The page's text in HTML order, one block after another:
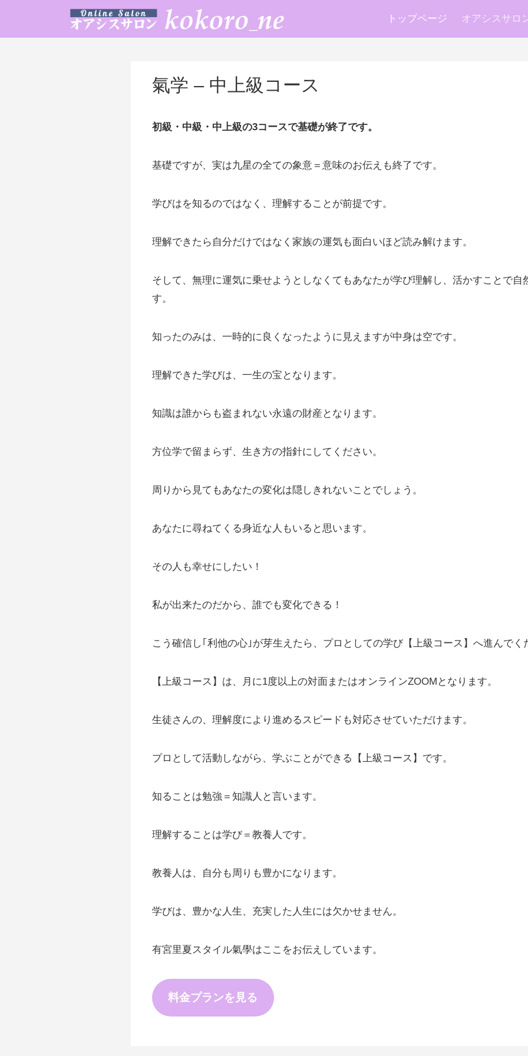
トップページ オアシスサロ
氣学 – 中上級コース
初級・中級・中上級の3コースで基礎が終了です。
基礎ですが、実は九星の全ての象意＝意味のお伝えも終了です。
学びはを知るのではなく、理解することが前提です。
理解できたら自分だけではなく家族の運気も面白いほど読み解けます。
そして、無理に運気に乗せようとしなくてもあなたが学び理解し、活かすことで自
す。
知ったのみは、一時的に良くなったように見えますが中身は空です。
理解できた学びは、一生の宝となります。
知識は誰からも盗まれない永遠の財産となります。
方位学で留まらず、生き方の指針にしてください。
周りから見てもあなたの変化は隠しきれないことでしょう。
あなたに尋ねてくる身近な人もいると思います。
その人も幸せにしたい！
私が出来たのだから、誰でも変化できる！
こう確信し｢利他の心｣が芽生えたら、プロとしての学び【上級コース】へ進んでく
【上級コース】は、月に1度以上の対面またはオンラインZOOMとなります。
生徒さんの、理解度により進めるスピードも対応させていただけます。
プロとして活動しながら、学ぶことができる【上級コース】です。
知ることは勉強＝知識人と言います。
理解することは学び＝教養人です。
教養人は、自分も周りも豊かになります。
学びは、豊かな人生、充実した人生には欠かせません。
有宮里夏スタイル氣學はここをお伝えしています。
料金プランを見る